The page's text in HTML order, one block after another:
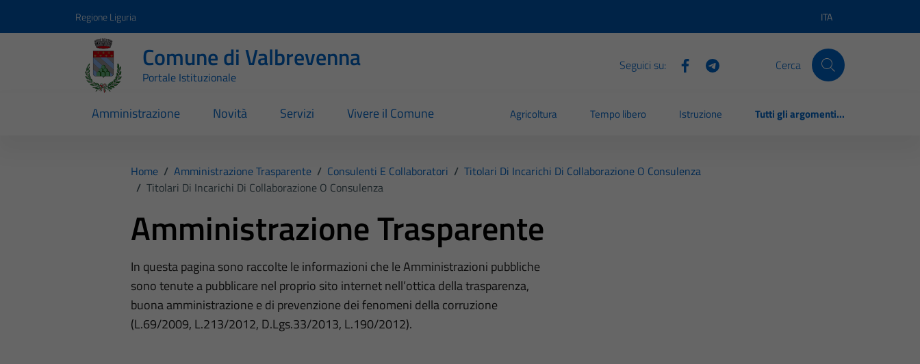
Regione Liguria Lingua attiva:
ITA
Comune di Valbrevenna
Portale Istituzionale
Seguici su: Cerca
Amministrazione Novità Servizi Vivere il Comune Agricoltura Tempo libero Istruzione Tutti gli argomenti...
Home / Amministrazione Trasparente / Consulenti E Collaboratori / Titolari Di Incarichi Di Collaborazione O Consulenza
/ Titolari Di Incarichi Di Collaborazione O Consulenza
Amministrazione Trasparente
In questa pagina sono raccolte le informazioni che le Amministrazioni pubbliche
sono tenute a pubblicare nel proprio sito internet nell’ottica della trasparenza,
buona amministrazione e di prevenzione dei fenomeni della corruzione
(L.69/2009, L.213/2012, D.Lgs.33/2013, L.190/2012).